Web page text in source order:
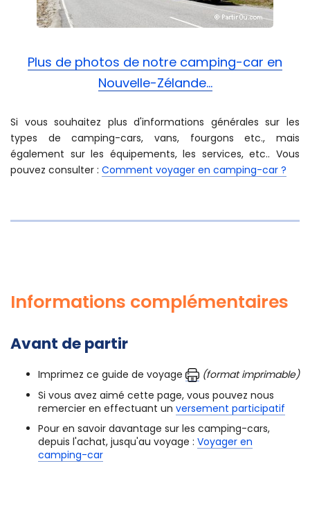
Plus de photos de notre camping-car en
Nouvelle-Zélande...
Si vous souhaitez plus d'informations générales sur les
types de camping-cars, vans, fourgons etc., mais
également sur les équipements, les services, etc.. Vous
pouvez consulter : Comment voyager en camping-car ?
Informations complémentaires
Avant de partir
Imprimez ce guide de voyage
(format imprimable)
Si vous avez aimé cette page, vous pouvez nous
remercier en effectuant unversement participatif
Pour en savoir davantage sur les camping-cars,